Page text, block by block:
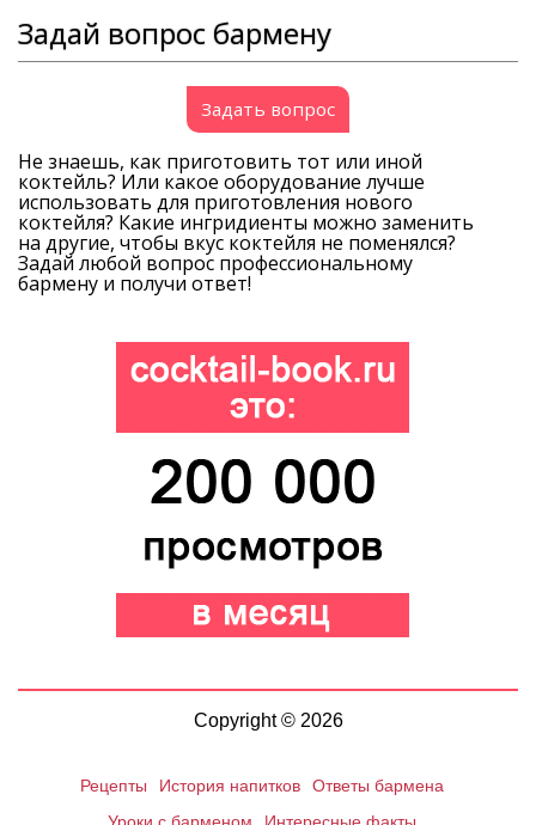
Задай вопрос бармену
Задать вопрос
Не знаешь, как приготовить тот или иной
коктейль? Или какое оборудование лучше
использовать для приготовления нового
коктейля? Какие ингридиенты можно заменить
на другие, чтобы вкус коктейля не поменялся?
Задай любой вопрос профессиональному
бармену и получи ответ!
Copyright © 2026
Рецепты История напитков
Ответы бармена